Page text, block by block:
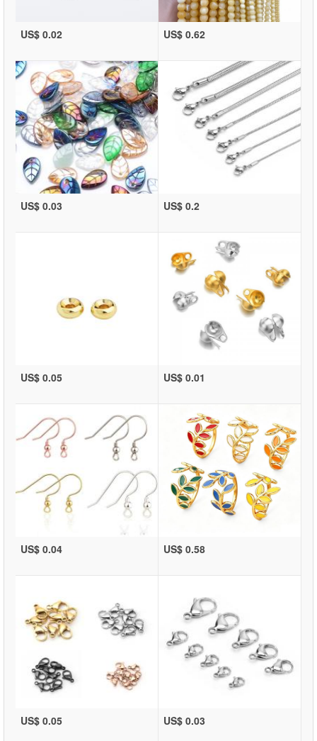
US$ 0.02 US$ 0.62
US$ 0.03 US$ 0.2
US$ 0.05 US$ 0.01
US$ 0.04 US$ 0.58
US$ 0.05 US$ 0.03